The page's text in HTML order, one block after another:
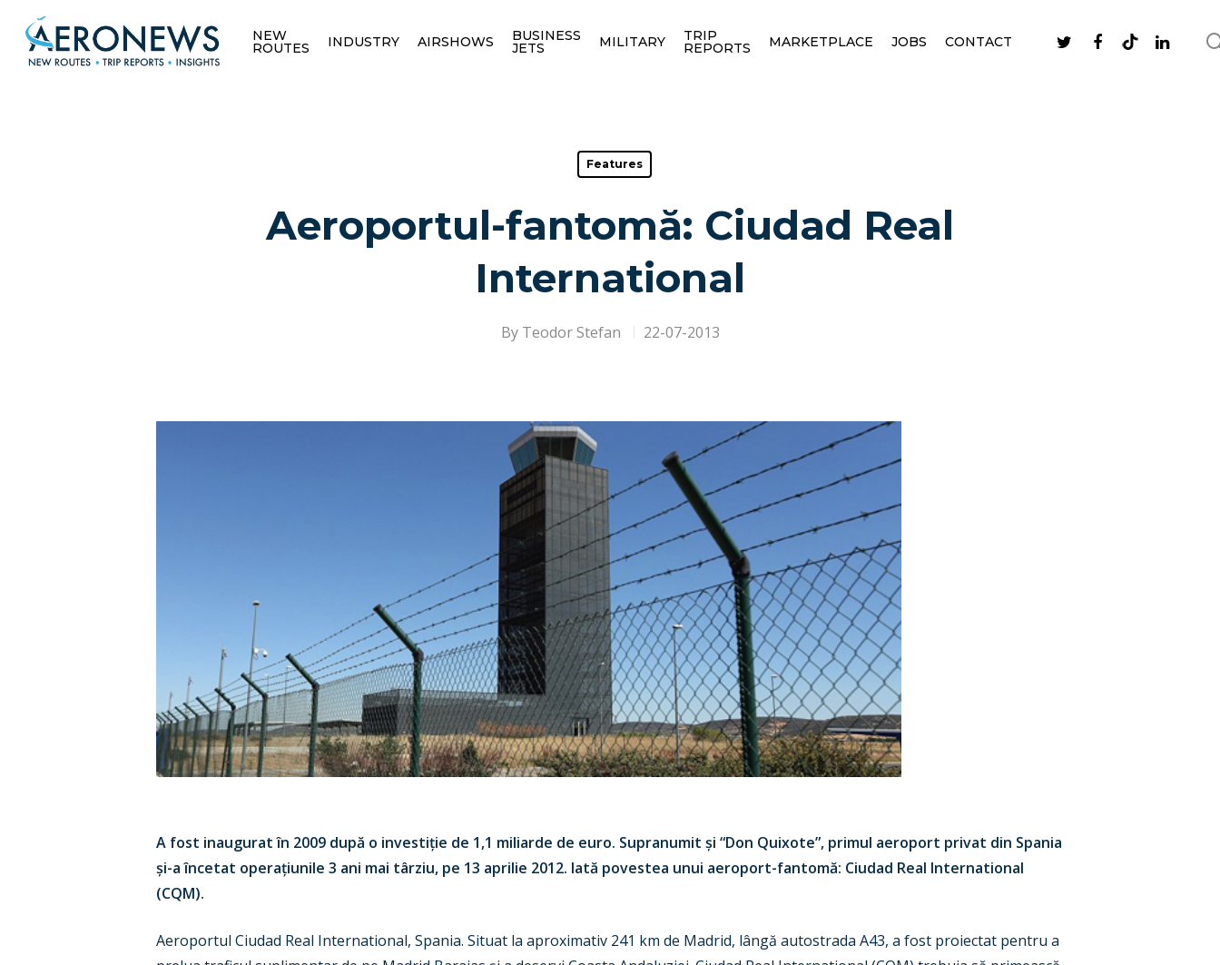
NEW
ROUTES INDUSTRY AIRSHOWS BUSINESS
JETS MILITARY TRIP
REPORTS MARKETPLACE JOBS CONTACT
Features
Aeroportul-fantomă: Ciudad Real
International
By Teodor Stefan 22-07-2013
A fost inaugurat în 2009 după o investiție de 1,1 miliarde de euro. Supranumit și “Don Quixote”, primul aeroport privat din Spania
și-a încetat operațiunile 3 ani mai târziu, pe 13 aprilie 2012. Iată povestea unui aeroport-fantomă: Ciudad Real International
(CQM).
Aeroportul Ciudad Real International, Spania. Situat la aproximativ 241 km de Madrid, lângă autostrada A43, a fost proiectat pentru a